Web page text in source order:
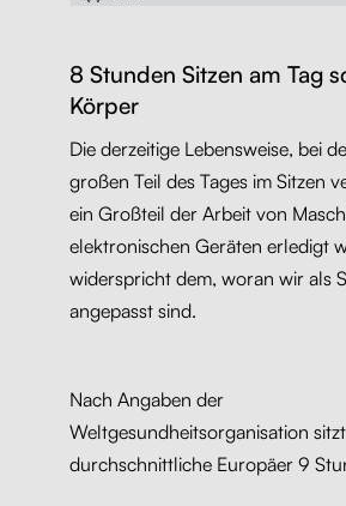
8 Stunden Sitzen am Tag
Körper
Die derzeitige Lebensweise, bei
großen Teil des Tages im Sitzen
ein Großteil der Arbeit von
elektronischen Geräten erledigt
widerspricht dem, woran wir als
angepasst sind.
Nach Angaben der
Weltgesundheitsorganisation
durchschnittliche Europäer 9